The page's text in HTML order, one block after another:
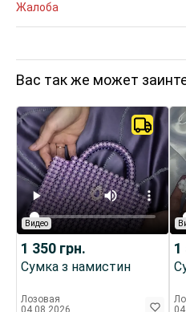
Жалоба
Вас так же может
Видео
1 350 грн.
Сумка з намистин
Лозовая
04.08.2026
1